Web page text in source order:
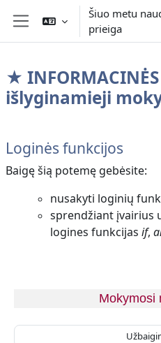
Pereiti į pagrindinį turinį
Šoninis skydelis
Šiuo metu
prieiga
★ INFORMACINĖS
išlyginamieji
Dalies kontūras
Loginės funkcijos
Baigę šią potemę gebėsite:
nusakyti loginių
sprendžiant įvairius
logines funkcijas if,
Mokymosi